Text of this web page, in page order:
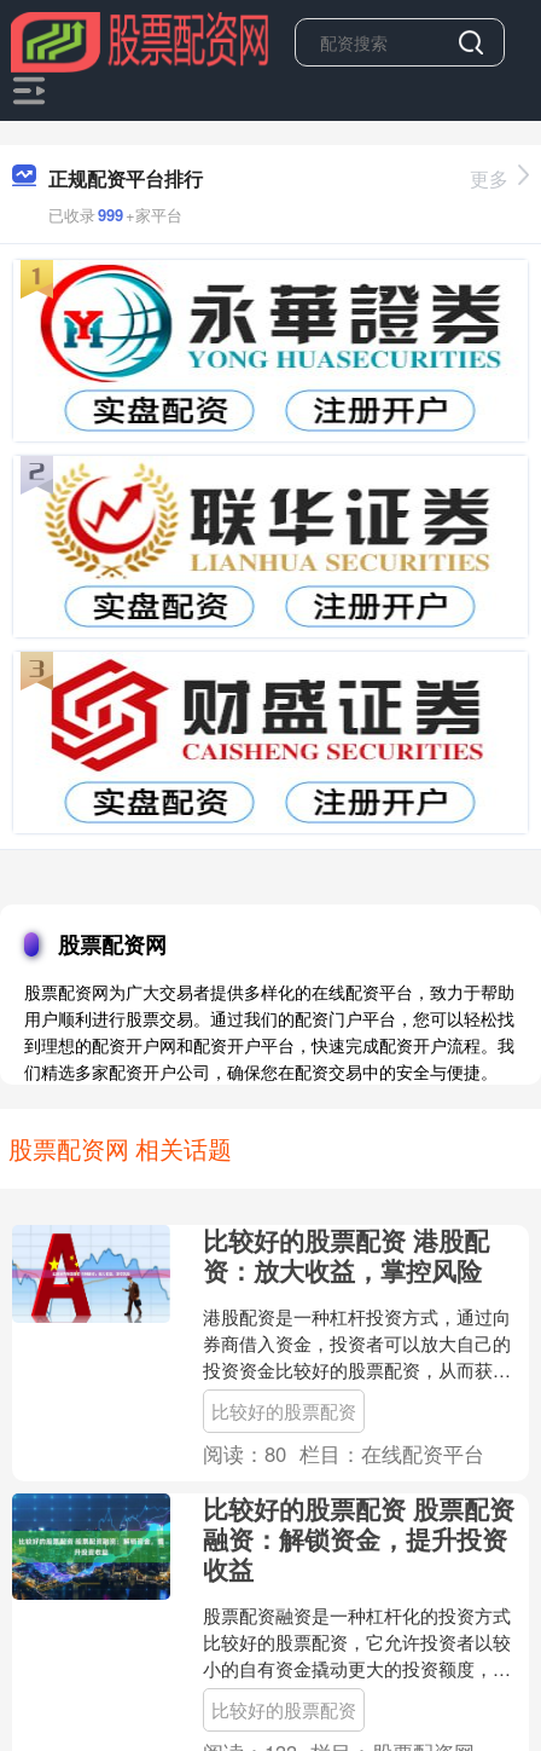
正规配资平台排行
已收录999+家平台
更多
股票配资网
股票配资网为广大交易者提供多样化的在线配资平台，致力于帮助
用户顺利进行股票交易。通过我们的配资门户平台，您可以轻松找
到理想的配资开户网和配资开户平台，快速完成配资开户流程。我
们精选多家配资开户公司，确保您在配资交易中的安全与便捷。
股票配资网 相关话题
比较好的股票配资 港股配
资：放大收益，掌控风险
港股配资是一种杠杆投资方式，通过向
券商借入资金，投资者可以放大自己的
投资资金比较好的股票配资，从而获得
更高的收益。然而，配资也伴随着一定
的风险，因此投资者需要谨....
比较好的股票配资
阅读：80 栏目：在线配资平台
比较好的股票配资 股票配资
融资：解锁资金，提升投资
收益
股票配资融资是一种杠杆化的投资方式
比较好的股票配资，它允许投资者以较
小的自有资金撬动更大的投资额度，从
而放大投资收益。 我们的平台采用先进
的安全技术，保障您的资....
比较好的股票配资